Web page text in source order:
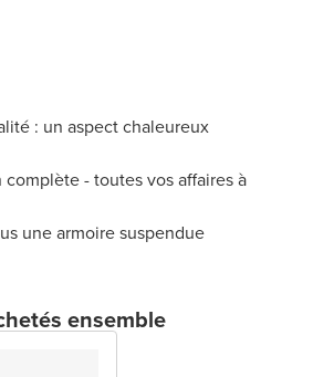
: un aspect chaleureux
- toutes vos affaires à
une armoire suspendue
ensemble